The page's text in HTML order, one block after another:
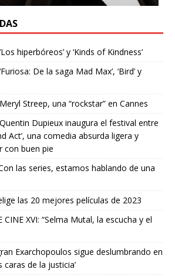
hiperbóreos’ y ‘Kinds of Kindness’
De la saga Mad Max’, ‘Bird’ y
Streep, una “rockstar” en Cannes
Dupieux inaugura el festival entre
Act’, una comedia absurda ligera y
con buen pie
las series, estamos hablando de una
las 20 mejores películas de 2023
CINE XVI: “Selma Mutal, la escucha y el
Exarchopoulos sigue deslumbrando en
caras de la justicia’